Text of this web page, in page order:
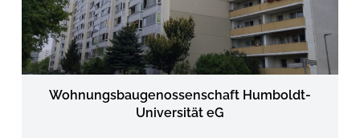
Wohnungsbaugenossenschaft Humboldt-
Universität eG